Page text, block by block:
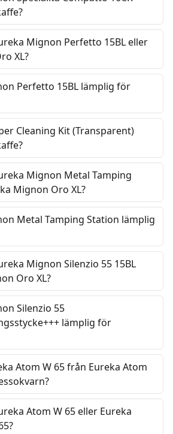
Mignon Perfetto 15BL eller
XL?
Perfetto 15BL lämplig för
Cleaning Kit (Transparent)
Mignon Metal Tamping
Mignon Oro XL?
Metal Tamping Station lämplig
Mignon Silenzio 55 15BL
Oro XL?
Silenzio 55
lämplig för
Atom W 65 från Eureka Atom
Atom W 65 eller Eureka